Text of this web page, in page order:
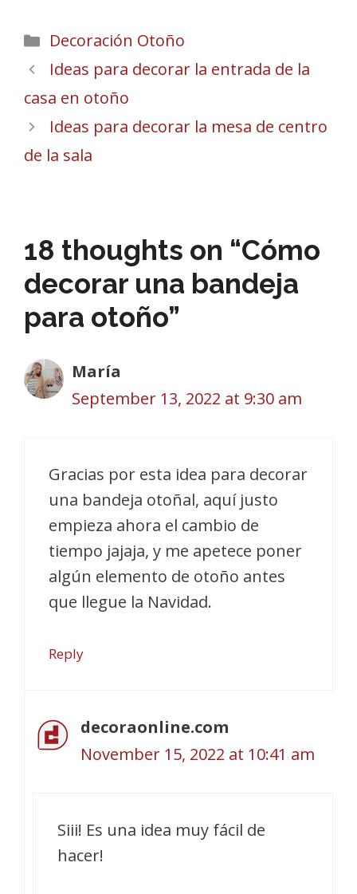
Categories
Decoración Otoño
Ideas para decorar la entrada de la
casa en otoño
Ideas para decorar la mesa de centro
de la sala
18 thoughts on “Cómo
decorar una bandeja
para otoño”
María
September 13, 2022 at 9:30 am
Gracias por esta idea para decorar
una bandeja otoñal, aquí justo
empieza ahora el cambio de
tiempo jajaja, y me apetece poner
algún elemento de otoño antes
que llegue la Navidad.
Reply
decoraonline.com
November 15, 2022 at 10:41 am
Siii! Es una idea muy fácil de
hacer!